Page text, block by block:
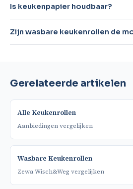
Is keukenpapier houdbaar?
Zijn wasbare keukenrollen de
Gerelateerde artikelen
Alle Keukenrollen
Aanbiedingen vergelijken
Wasbare Keukenrollen
Zewa Wisch&Weg vergelijken